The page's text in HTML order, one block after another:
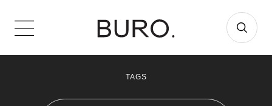
TAGS